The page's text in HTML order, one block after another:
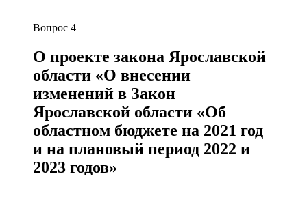
Вопрос 4
О проекте закона Ярославской
области «О внесении
изменений в Закон
Ярославской области «Об
областном бюджете на 2021 год
и на плановый период 2022 и
2023 годов»